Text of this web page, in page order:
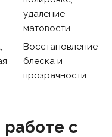
удаление
матовости
Восстановление
блеска и
прозрачности
с